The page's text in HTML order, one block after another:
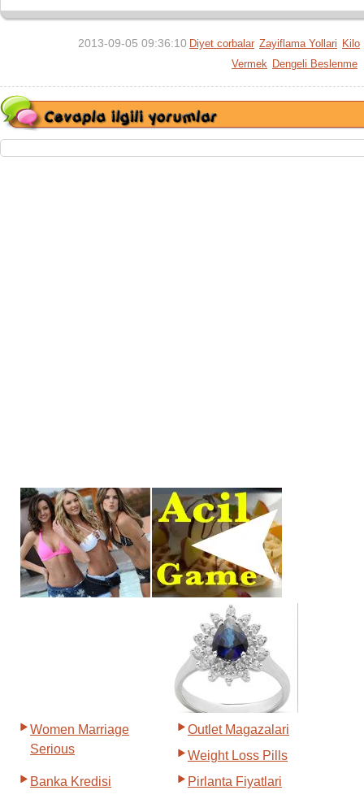
2013-09-05 09:36:10 Diyet corbalar Zayiflama Yollari Kilo
Vermek Dengeli Beslenme
Women Marriage
Serious
Outlet Magazalari
Weight Loss Pills
Banka Kredisi
Pirlanta Fiyatlari